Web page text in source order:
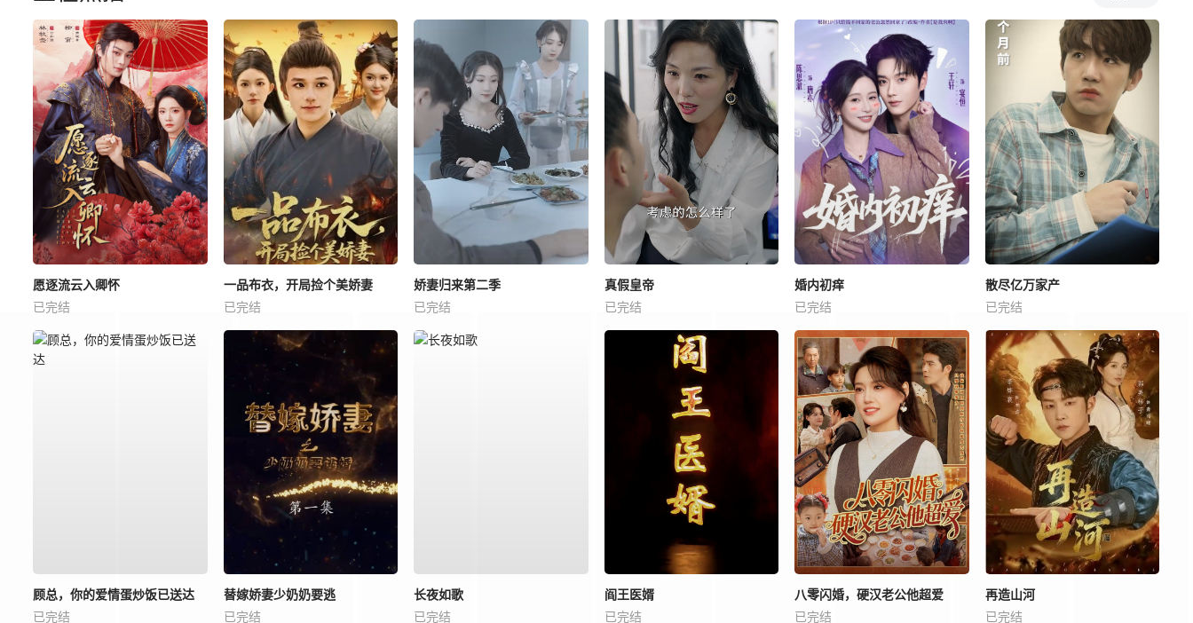
愿逐流云入卿怀
已完结
一品布衣，开局捡个美娇妻
已完结
娇妻归来第二季
已完结
真假皇帝
已完结
婚内初痒
已完结
散尽亿万家产
已完结
顾总，你的爱情蛋炒饭已送达
已完结
替嫁娇妻少奶奶要逃
已完结
长夜如歌
已完结
阎王医婿
已完结
八零闪婚，硬汉老公他超爱
已完结
再造山河
已完结